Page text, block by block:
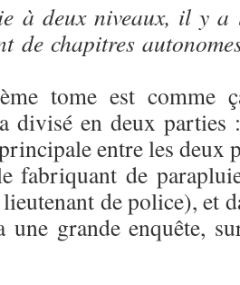
à deux niveaux, il y a
de chapitres
tome est comme
divisé en deux parties
entre les deux
fabriquant de
de police), et
une grande enquête,